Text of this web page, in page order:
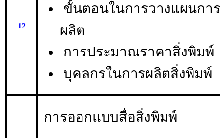
12
ขั้นตอนในการวางแผนการ
ผลิต
การประมาณราคาสิ่งพิมพ์
บุคลกรในการผลิตสิ่งพิมพ์
การออกแบบสื่อสิ่งพิมพ์